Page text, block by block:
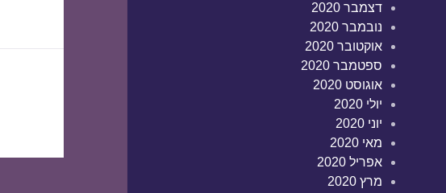
דצמבר 2020
נובמבר 2020
אוקטובר 2020
ספטמבר 2020
אוגוסט 2020
יולי 2020
יוני 2020
מאי 2020
אפריל 2020
מרץ 2020